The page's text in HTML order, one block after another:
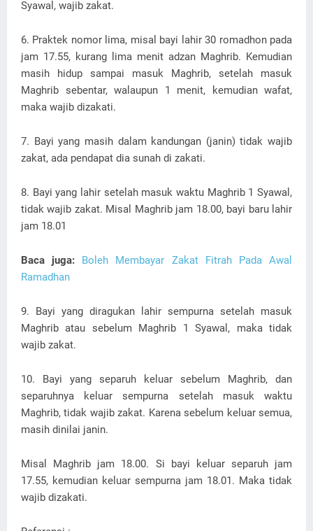
Syawal, wajib zakat.
6. Praktek nomor lima, misal bayi lahir 30 romadhon pada
jam 17.55, kurang lima menit adzan Maghrib. Kemudian
masih hidup sampai masuk Maghrib, setelah masuk
Maghrib sebentar, walaupun 1 menit, kemudian wafat,
maka wajib dizakati.
7. Bayi yang masih dalam kandungan (janin) tidak wajib
zakat, ada pendapat dia sunah di zakati.
8. Bayi yang lahir setelah masuk waktu Maghrib 1 Syawal,
tidak wajib zakat. Misal Maghrib jam 18.00, bayi baru lahir
jam 18.01
Baca juga:
Boleh Membayar Zakat Fitrah Pada Awal
Ramadhan
9. Bayi yang diragukan lahir sempurna setelah masuk
Maghrib atau sebelum Maghrib 1 Syawal, maka tidak
wajib zakat.
10. Bayi yang separuh keluar sebelum Maghrib, dan
separuhnya keluar sempurna setelah masuk waktu
Maghrib, tidak wajib zakat. Karena sebelum keluar semua,
masih dinilai janin.
Misal Maghrib jam 18.00. Si bayi keluar separuh jam
17.55, kemudian keluar sempurna jam 18.01. Maka tidak
wajib dizakati.